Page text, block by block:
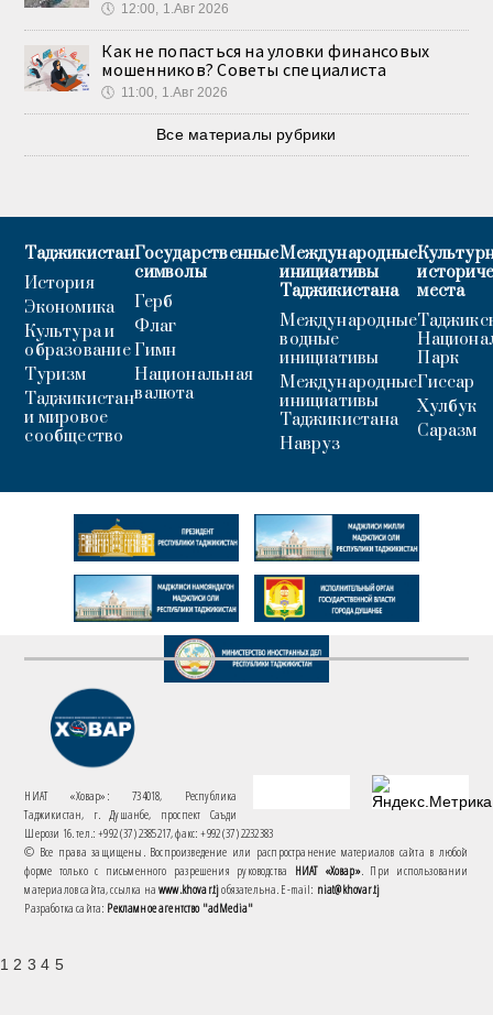
🕔 12:00, 1.Авг 2026
Как не попасться на уловки финансовых
мошенников? Советы специалиста
🕔 11:00, 1.Авг 2026
Все материалы рубрики
Таджикистан
История
Экономика
Культура и
образование
Туризм
Таджикистан
и мировое
сообщество
Государственные
символы
Герб
Флаг
Гимн
Национальная
валюта
Международные
инициативы
Таджикистана
Международные
водные
инициативы
Международные
инициативы
Таджикистана
Навруз
места
Парк
Гиссар
Хулбук
Саразм
НИАТ «Ховар»: 734018, Республика
Таджикистан, г. Душанбе, проспект Саъди
Шерози 16. тел.: +992 (37) 2385217, факс: +992 (37) 2232383
© Все права защищены. Воспроизведение или распространение материалов сайта в любой
форме только с письменного разрешения руководства НИАТ «Ховар». При использовании
материалов сайта, ссылка наwww.khovar.tjобязательна. E-mail: niat@khovar.tj
Разработка сайта: Рекламное агентство "adMedia"
1 2 3 4 5